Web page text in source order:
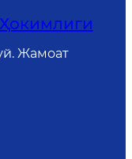
Жамоат